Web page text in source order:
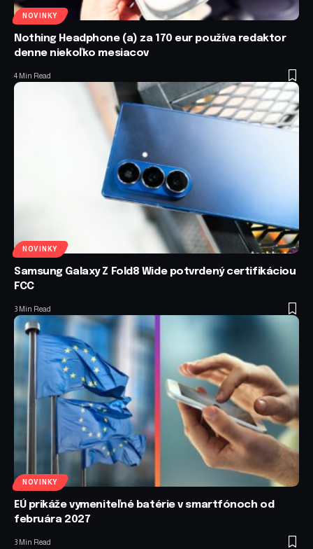
NOVINKY
Nothing Headphone (a) za 170 eur používa redaktor
denne niekoľko mesiacov
4 Min Read
NOVINKY
Samsung Galaxy Z Fold8 Wide potvrdený certifikáciou
FCC
3 Min Read
NOVINKY
EÚ prikáže vymeniteľné batérie v smartfónoch od
februára 2027
3 Min Read